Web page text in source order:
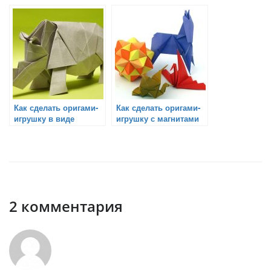
Как сделать оригами-
игрушку в виде
Как сделать оригами-
игрушку с магнитами
2 комментария